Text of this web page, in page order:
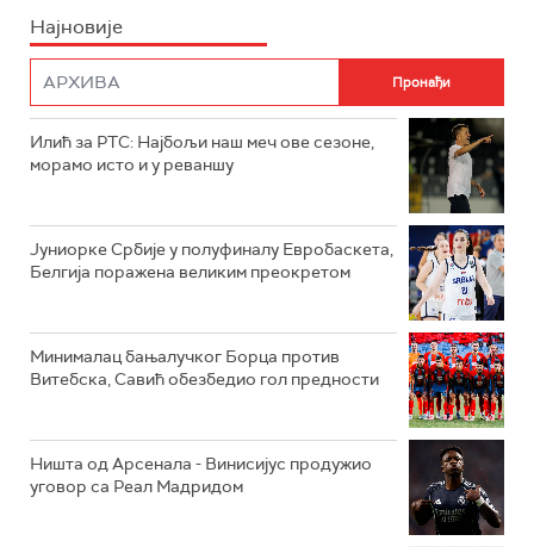
Најновије
Илић за РТС: Најбољи наш меч ове сезоне,
морамо исто и у реваншу
Јуниорке Србије у полуфиналу Евробаскета,
Белгија поражена великим преокретом
Минималац бањалучког Борца против
Витебска, Савић обезбедио гол предности
Ништа од Арсенала - Винисијус продужио
уговор са Реал Мадридом